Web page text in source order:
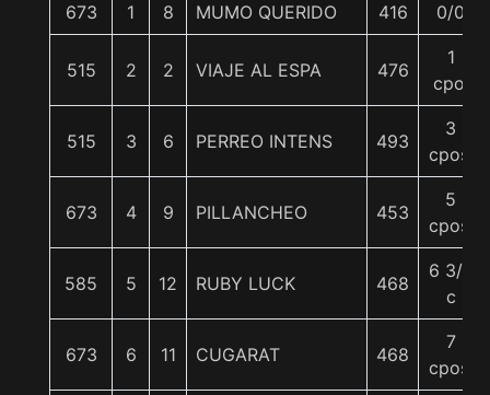
673 1 8 MUMO QUERIDO 416 0/0
515 2 2 VIAJE AL ESPA 476
1
cpo.
515 3 6 PERREO INTENS 493
3
cpos.
673 4 9 PILLANCHEO 453
5
cpos.
585 5 12 RUBY LUCK 468
6 3/4
c
673 6 11 CUGARAT 468
7
cpos.